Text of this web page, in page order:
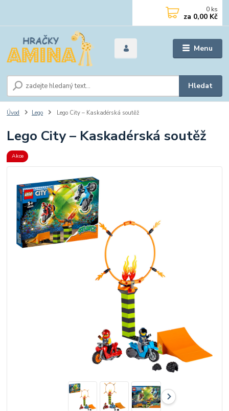
Menu
Hledat
0 ks
za 0,00 Kč
Úvod Lego Lego City – Kaskadérská soutěž
Lego City – Kaskadérská soutěž
Akce